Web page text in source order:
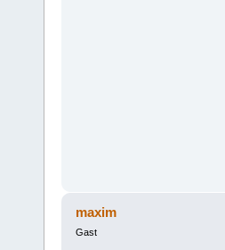
maxim
Gast